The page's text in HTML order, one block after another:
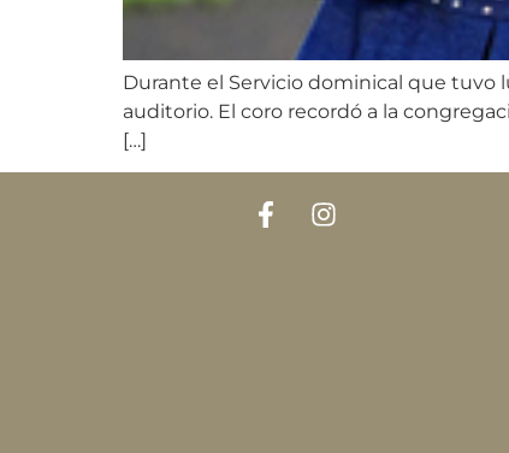
Durante el Servicio dominical que tuvo
auditorio. El coro recordó a la
[…]